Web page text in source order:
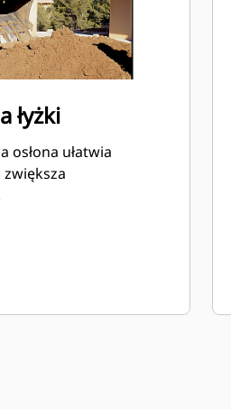
łyżki
osłona ułatwia
zwiększa